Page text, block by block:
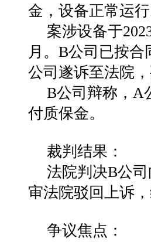
金，设备正常运
案涉设备于
月。B公司已按合
公司遂诉至法院
B公司辩称，A
付质保金。
裁判结果：
法院判决B公
审法院驳回上诉
争议焦点：